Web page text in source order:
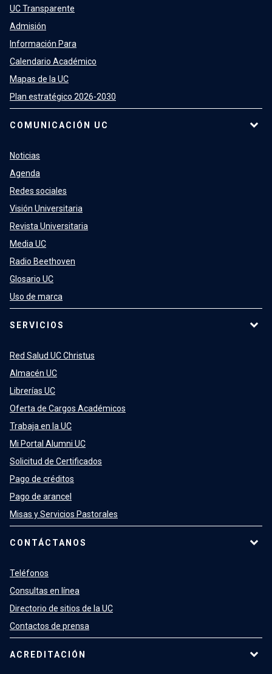
UC Transparente
Admisión
Información Para
Calendario Académico
Mapas de la UC
Plan estratégico 2026-2030
COMUNICACIÓN UC
Noticias
Agenda
Redes sociales
Visión Universitaria
Revista Universitaria
Media UC
Radio Beethoven
Glosario UC
Uso de marca
SERVICIOS
Red Salud UC Christus
Almacén UC
Librerías UC
Oferta de Cargos Académicos
Trabaja en la UC
Mi Portal Alumni UC
Solicitud de Certificados
Pago de créditos
Pago de arancel
Misas y Servicios Pastorales
CONTÁCTANOS
Teléfonos
Consultas en línea
Directorio de sitios de la UC
Contactos de prensa
ACREDITACIÓN